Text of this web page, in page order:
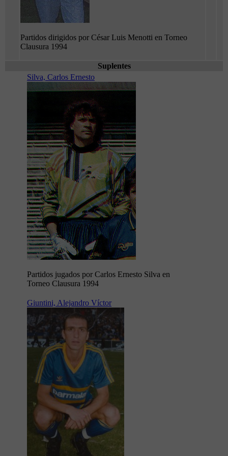
Partidos dirigidos por César Luis Menotti en Torneo
Clausura 1994
Suplentes
Silva, Carlos Ernesto
Partidos jugados por Carlos Ernesto Silva en
Torneo Clausura 1994
Giuntini, Alejandro Víctor